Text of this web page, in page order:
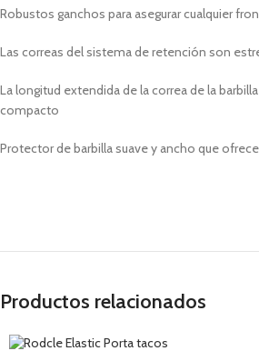
Robustos ganchos para asegurar cualquier
Las correas del sistema de retención son
La longitud extendida de la correa de la
compacto
Protector de barbilla suave y ancho que
Productos relacionados